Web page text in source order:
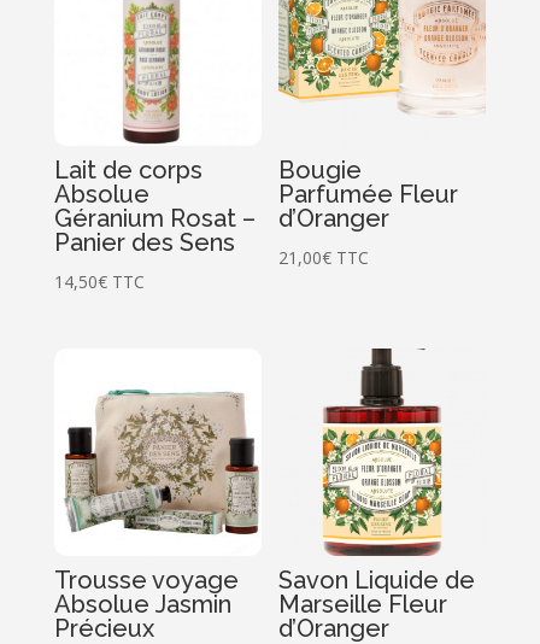
Lait de corps
Absolue
Géranium Rosat –
Panier des Sens
14,50€ TTC
Bougie
Parfumée Fleur
d’Oranger
21,00€ TTC
Trousse voyage
Absolue Jasmin
Précieux
Savon Liquide de
Marseille Fleur
d’Oranger